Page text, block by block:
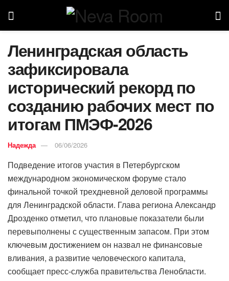
Ленинградская область
зафиксировала
исторический рекорд по
созданию рабочих мест по
итогам ПМЭФ-2026
Надежда 06/06/2026
Подведение итогов участия в Петербургском
международном экономическом форуме стало
финальной точкой трехдневной деловой программы
для Ленинградской области. Глава региона Александр
Дрозденко отметил, что плановые показатели были
перевыполнены с существенным запасом. При этом
ключевым достижением он назвал не финансовые
вливания, а развитие человеческого капитала,
сообщает пресс-служба правительства Ленобласти.